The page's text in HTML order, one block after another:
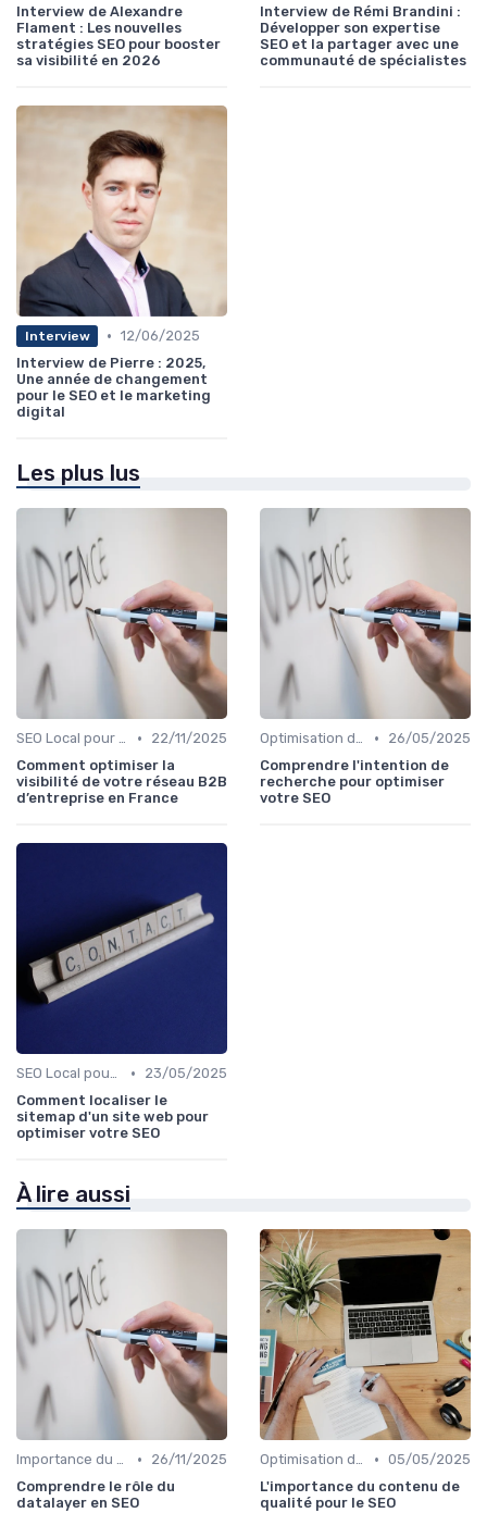
Interview de Alexandre
Flament : Les nouvelles
stratégies SEO pour booster
sa visibilité en 2026
Interview de Rémi Brandini :
Développer son expertise
SEO et la partager avec une
communauté de spécialistes
Interview • 12/06/2025
Interview de Pierre : 2025,
Une année de changement
pour le SEO et le marketing
digital
Les plus lus
SEO Local pour les Entreprises •
22/11/2025
Comment optimiser la
visibilité de votre réseau B2B
d’entreprise en France
Optimisation de Contenu •
26/05/2025
Comprendre l'intention de
recherche pour optimiser
votre SEO
SEO Local pour les Entreprises •
23/05/2025
Comment localiser le
sitemap d'un site web pour
optimiser votre SEO
À lire aussi
Importance du SEO pour les Entreprises •
26/11/2025
Comprendre le rôle du
datalayer en SEO
Optimisation de Contenu • 05/05/2025
L'importance du contenu de
qualité pour le SEO